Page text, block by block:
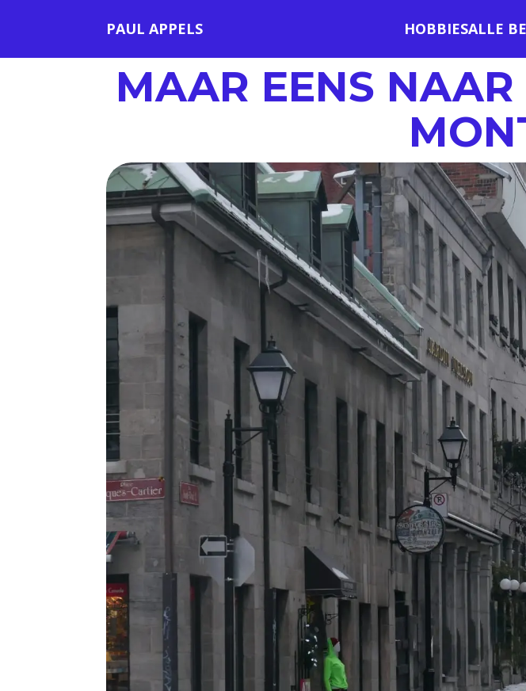
PAUL APPELS HOBBIESALLE
MAAR EENS